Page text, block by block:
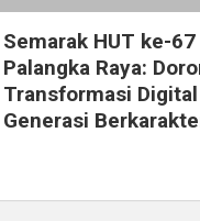
Semarak HUT ke-67
Palangka Raya:
Transformasi
Generasi